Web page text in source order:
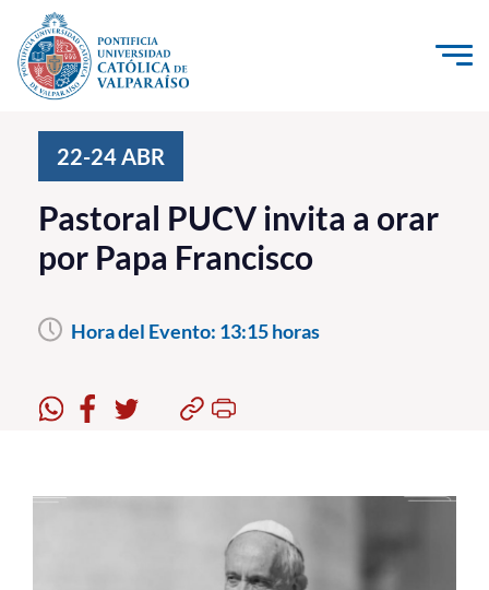
Click acá para ir directamente al contenido
Investigación, Creación e Innovación
PUCV Internacional
Vinculación con el Medio
Admisión
Pregrado
22-24ABR
Pastoral PUCV invita a orar
por Papa Francisco
Hora del Evento: 13:15 horas